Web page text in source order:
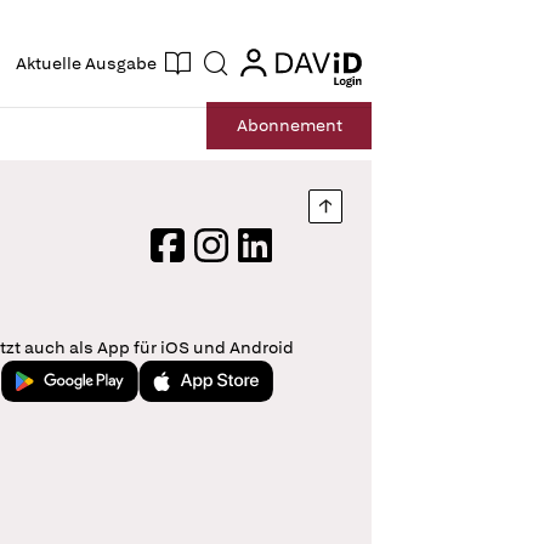
Aktuelle Ausgabe Suche login
login
Abonnement
Nach oben springen
FacebookInstagram
LinkedIn
auch als App für iOS und Android
Jetzt bei Google PlayLaden im App Store